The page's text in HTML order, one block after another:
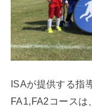
ISAが提供する指
FA1,FA2コースは